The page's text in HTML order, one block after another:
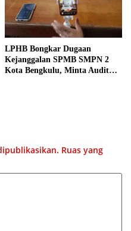
LPHB Bongkar Dugaan
Kejanggalan SPMB SMPN 2
Kota Bengkulu, Minta Audit
Ruas yang